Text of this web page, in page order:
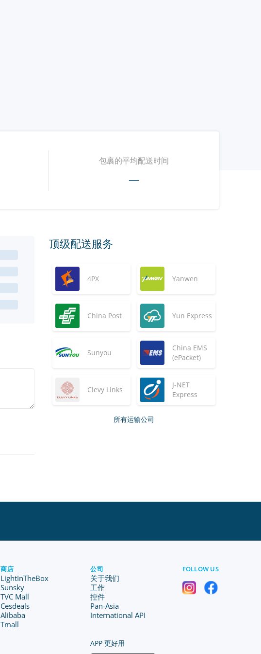
包裹的平均配送时间
—
顶级配送服务
4PX Yanwen
China Post Yun Express
Sunyou
China EMS
(ePacket)
Clevy Links
J-NET
Express
所有运输公司
商店
LightInTheBox
Sunsky
TVC Mall
Cesdeals
Alibaba
Tmall
公司
关于我们
工作
控件
Pan-Asia
International API
FOLLOW US
APP 更好用